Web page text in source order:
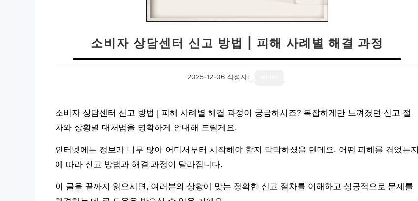
소비자 상담센터 신고 방법 | 피해 사례별 해결 과정
2025-12-06 작성자:
소비자 상담센터 신고 방법 | 피해 사례별 해결 과정이 궁금하시죠? 복잡하게만 느껴졌던 신고 절
차와 상황별 대처법을 명확하게 안내해 드릴게요.
인터넷에는 정보가 너무 많아 어디서부터 시작해야 할지 막막하셨을 텐데요. 어떤 피해를 겪었는지
에 따라 신고 방법과 해결 과정이 달라집니다.
이 글을 끝까지 읽으시면, 여러분의 상황에 맞는 정확한 신고 절차를 이해하고 성공적으로 문제를